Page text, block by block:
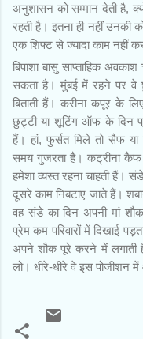
अनुशासन को सम्मान देती है,
रहती है। इतना ही नहीं उनकी
एक शिफ्ट से ज्यादा काम नहीं
बिपाशा बासु साप्ताहिक
सकता है। मुंबई में रहने पर वे
बिताती हैं। करीना कपूर के
छुट्टी या शूटिंग ऑफ के दिन
हैं। हां, फुर्सत मिले तो सैफ या
समय गुजरता है। कट्रीना
हमेशा व्यस्त रहना चाहती हैं।
दूसरे काम निबटाए जाते हैं।
वह संडे का दिन अपनी मां
प्रेम कम परिवारों में दिखाई
अपने शौक पूरे करने में
लो। धीरे-धीरे वे इस पोजीशन